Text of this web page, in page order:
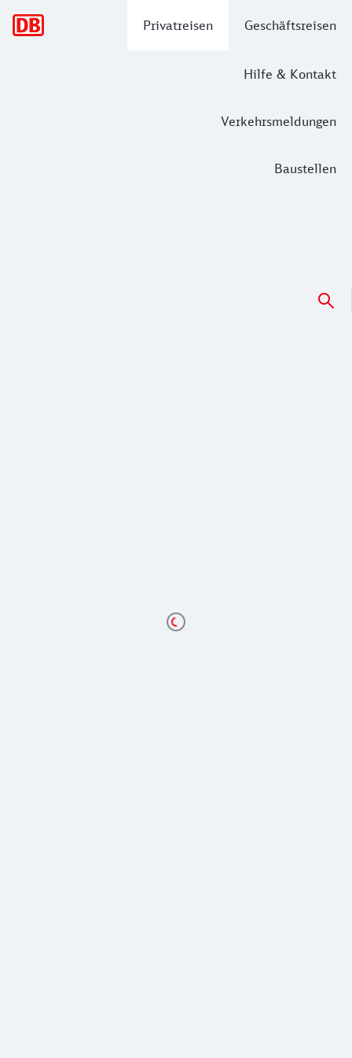
Privatreisen Geschäftsreisen
Hilfe & Kontakt
Verkehrsmeldungen
Baustellen